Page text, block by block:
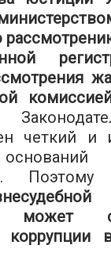
четкий и
Поэтому
может
коррупции